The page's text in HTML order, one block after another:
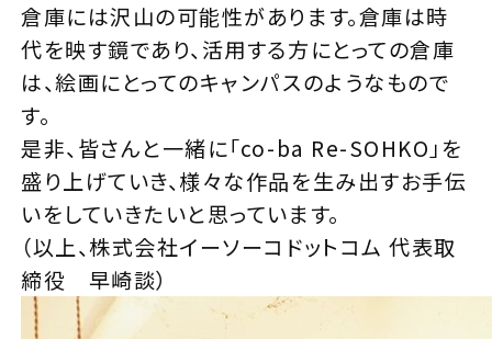
倉庫には沢山の可能性があります。倉庫は時
代を映す鏡であり、活用する方にとっての倉庫
は、絵画にとってのキャンパスのようなもので
す。
是非、皆さんと一緒に「co-ba Re-SOHKO」を
盛り上げていき、様々な作品を生み出すお手伝
いをしていきたいと思っています。
（以上、株式会社イーソーコドットコム 代表取
締役 早崎談）